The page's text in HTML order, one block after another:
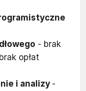
- brak
opłat
i analizy -